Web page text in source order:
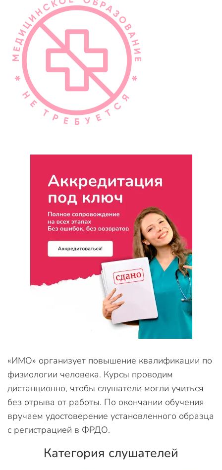
«ИМО» организует повышение квалификации по
физиологии человека. Курсы проводим
дистанционно, чтобы слушатели могли учиться
без отрыва от работы. По окончании обучения
вручаем удостоверение установленного образца
с регистрацией в ФРДО.
Категория слушателей